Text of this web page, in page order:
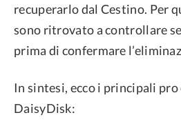
recuperarlo dal Cestino. Per
sono ritrovato a controllare
prima di confermare
In sintesi, ecco i principali pro
DaisyDisk: